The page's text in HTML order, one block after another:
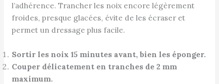
l’adhérence. Trancher les noix encore légèrement
froides, presque glacées, évite de les écraser et
permet un dressage plus facile.
Sortir les noix 15 minutes avant, bien les éponger.
Couper délicatement en tranches de 2 mm
maximum.